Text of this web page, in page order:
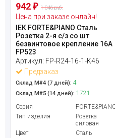
942₽ 1 046 руб.
Цена при заказе онлайн!
IEK FORTE&PIANO Сталь
Розетка 2-я с/з со шт
безвинтовое крепление 16А
FP523
Артикул: FP-R24-16-1-K46
Предзаказ
Склад М#4 (7 дней): 4
Склад М#5 (14 дней): 1721
Серия
Тип изделия
Розетка
силовая
Цвет
Сталь